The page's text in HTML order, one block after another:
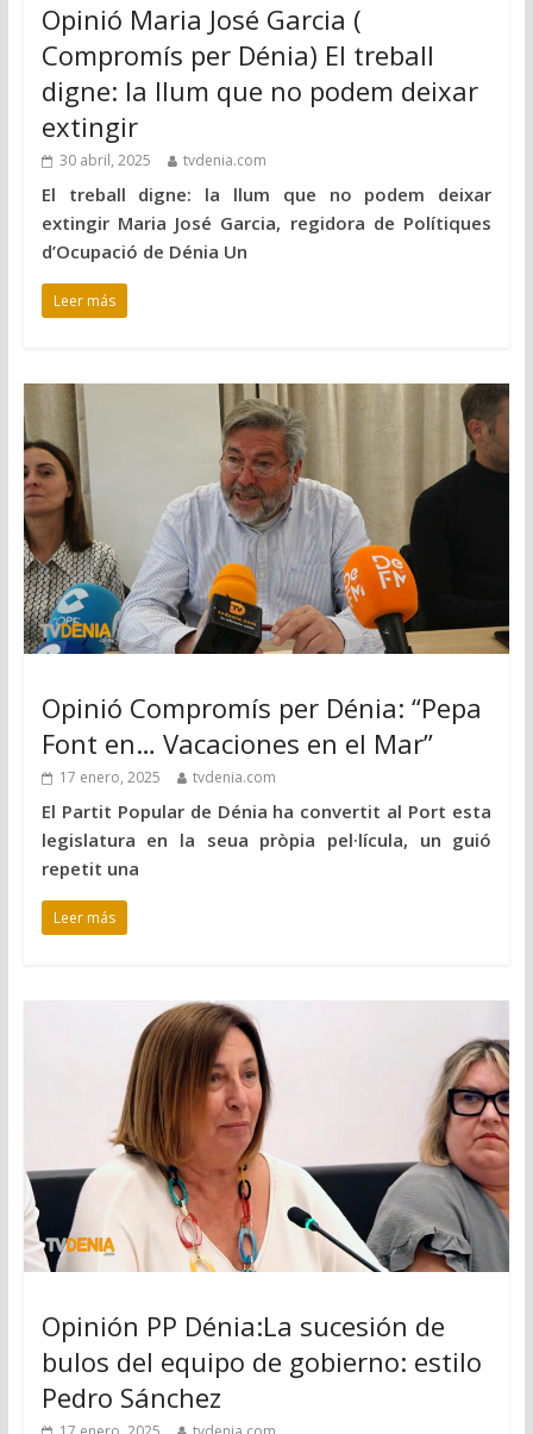
Opinió Maria José Garcia (
Compromís per Dénia) El treball
digne: la llum que no podem deixar
extingir
30 abril, 2025 tvdenia.com
El treball digne: la llum que no podem deixar
extingir Maria José Garcia, regidora de Polítiques
d’Ocupació de Dénia Un
Leer más
Opinió Compromís per Dénia: “Pepa
Font en… Vacaciones en el Mar”
17 enero, 2025 tvdenia.com
El Partit Popular de Dénia ha convertit al Port esta
legislatura en la seua pròpia pel·lícula, un guió
repetit una
Leer más
Opinión PP Dénia:La sucesión de
bulos del equipo de gobierno: estilo
Pedro Sánchez